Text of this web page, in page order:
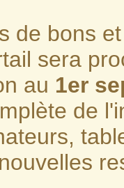
de bons
sera
au 1er
de